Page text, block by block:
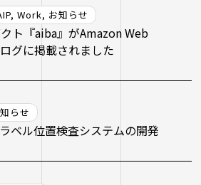
Work, お知らせ
ト『aiba』がAmazon Web
グに掲載されました
らせ
ベル位置検査システムの開発